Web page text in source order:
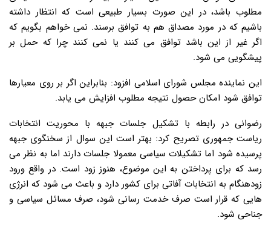
مطلوب باشد، در این صورت بسیار طبیعی است که انتظار داشته
باشیم که در مورد مصداق هم به توافق برسند. نمی خواهم بگویم که
اگر غیر از این باشد توافق می کنند یا نمی کنند چرا که حمل بر
پیشگویی می شود.
این نماینده مجلس شورای اسلامی افزود: بنابراین اگر بر روی معیارها
توافق شود امکان حصول نتیجه مطلوب افزایش می یابد.
رضوانی در رابطه با تشکیل جلسات جبهه با محوریت انتخابات
ریاست جمهوری تصریح کرد: بهتر است این سوال از سخنگوی جبهه
پرسیده شود اما تشکیلات سیاسی معمولا جلسات دارند اما به نظر می
رسد که برای پرداختن به این موضوع، هنوز زود است. در واقع ورود
زودهنگام به انتخابات آفاتی برای کشور دارد و باعث می شود که انرژی
هایی که قرار است صرف خدمت رسانی شود، صرف مسائل سیاسی و
جناحی شود.